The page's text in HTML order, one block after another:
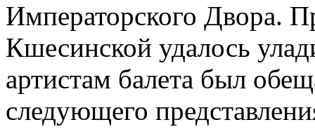
Императорского Двора.
Кшесинской удалось
артистам балета был
следующего